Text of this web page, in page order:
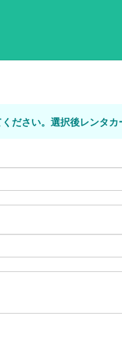
ださい。選択後レンタカ